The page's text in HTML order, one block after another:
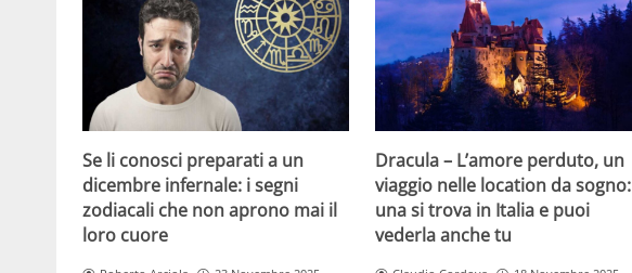
Se li conosci preparati a un
dicembre infernale: i segni
zodiacali che non aprono mai il
loro cuore
Dracula – L’amore perduto, un
viaggio nelle location da sogno:
una si trova in Italia e puoi
vederla anche tu